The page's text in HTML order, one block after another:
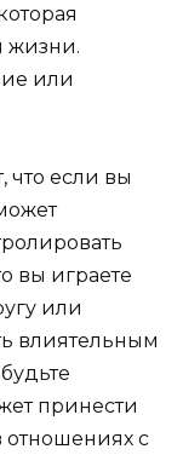
жизни.
или
что если вы
вы играете
или
влиятельным
принести
с